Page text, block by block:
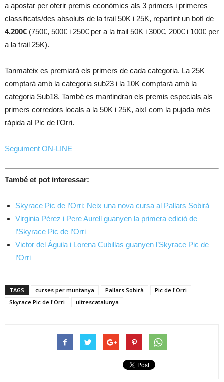
a apostar per oferir premis econòmics als 3 primers i primeres
classificats/des absoluts de la trail 50K i 25K, repartint un botí de
4.200€ (750€, 500€ i 250€ per a la trail 50K i 300€, 200€ i 100€ per
a la trail 25K).
Tanmateix es premiarà els primers de cada categoria. La 25K
comptarà amb la categoria sub23 i la 10K comptarà amb la
categoria Sub18. També es mantindran els premis especials als
primers corredors locals a la 50K i 25K, així com la pujada més
ràpida al Pic de l’Orri.
Seguiment ON-LINE
També et pot interessar:
Skyrace Pic de l’Orri: Neix una nova cursa al Pallars Sobirà
Virginia Pérez i Pere Aurell guanyen la primera edició de
l’Skyrace Pic de l’Orri
Victor del Águila i Lorena Cubillas guanyen l’Skyrace Pic de
l’Orri
TAGS curses per muntanya Pallars Sobirà
Pic de l'Orri
Skyrace Pic de l'Orri
ultrescatalunya